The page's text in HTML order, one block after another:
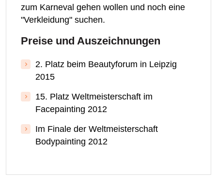
zum Karneval gehen wollen und noch eine
"Verkleidung" suchen.
Preise und Auszeichnungen
2. Platz beim Beautyforum in Leipzig
2015
15. Platz Weltmeisterschaft im
Facepainting 2012
Im Finale der Weltmeisterschaft
Bodypainting 2012